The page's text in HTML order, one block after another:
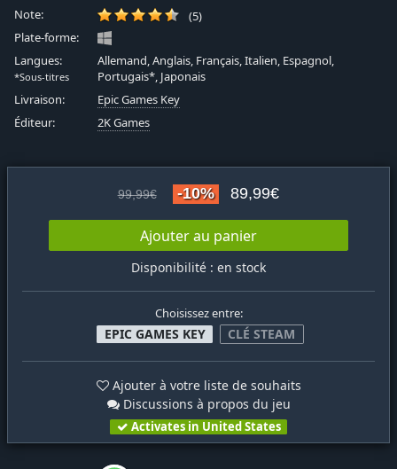
Note:
(5)
Plate-forme:
Langues:
*Sous-titres
Allemand, Anglais, Français, Italien, Espagnol,
Portugais*, Japonais
Livraison:
Epic Games Key
Éditeur:
2K Games
99,99€ -10% 89,99€
Ajouter au panier
Disponibilité : en stock
Choisissez entre:
EPIC GAMES KEY CLÉ STEAM
Ajouter à votre liste de souhaits
Discussions à propos du jeu
Activates in United States